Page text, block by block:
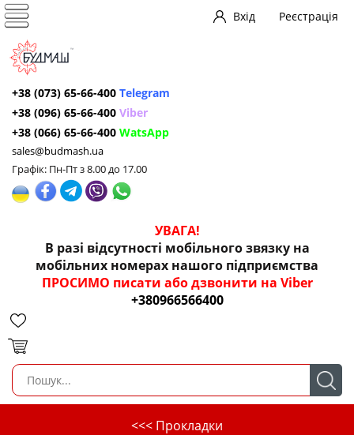
Вхід Реєстрація
+38 (073) 65-66-400 Telegram
+38 (096) 65-66-400 Viber
+38 (066) 65-66-400 WatsApp
sales@budmash.ua
Графік: Пн-Пт з 8.00 до 17.00
УВАГА!
В разі відсутності мобільного звязку на
мобільних номерах нашого підприємства
ПРОСИМО писати або дзвонити на Viber
+380966566400
<<< Прокладки